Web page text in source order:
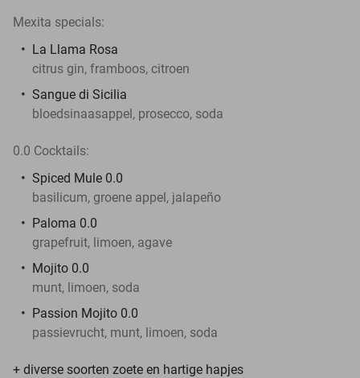
Mexita specials:
La Llama Rosa
citrus gin, framboos, citroen
Sangue di Sicilia
bloedsinaasappel, prosecco, soda
0.0 Cocktails:
Spiced Mule 0.0
basilicum, groene appel, jalapeño
Paloma 0.0
grapefruit, limoen, agave
Mojito 0.0
munt, limoen, soda
Passion Mojito 0.0
passievrucht, munt, limoen, soda
+ diverse soorten zoete en hartige hapjes